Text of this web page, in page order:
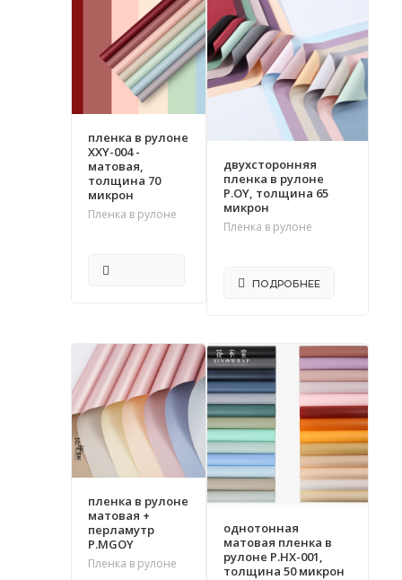
пленка в рулоне
XXY-004 -
матовая,
толщина 70
микрон
Пленка в рулоне
двухсторонняя
пленка в рулоне
P.OY, толщина 65
микрон
Пленка в рулоне
ПОДРОБНЕЕ
пленка в рулоне
матовая +
перламутр
P.MGOY
Пленка в рулоне
однотонная
матовая пленка в
рулоне P.HX-001,
толщина 50 микрон